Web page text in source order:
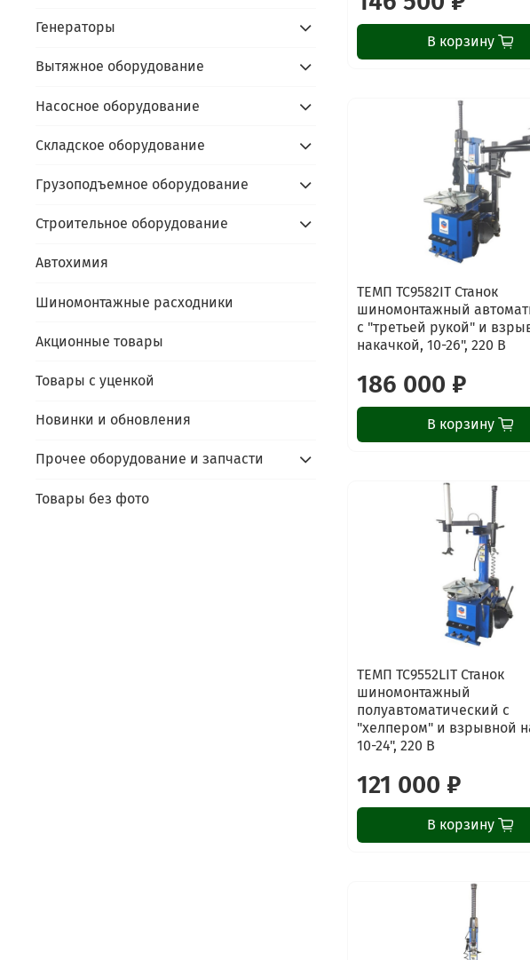
В корзину
ТЕМП TC9582IT Станок
шиномонтажный
с "третьей рукой" и
накачкой, 10-26", 220 В
186 000 ₽
В корзину
ТЕМП TC9552LIT Станок
шиномонтажный
полуавтоматический с
"хелпером" и взрывной
10-24", 220 В
121 000 ₽
В корзину
Генераторы
Вытяжное оборудование
Насосное оборудование
Складское оборудование
Грузоподъемное оборудование
Строительное оборудование
Автохимия
Шиномонтажные расходники
Акционные товары
Товары с уценкой
Новинки и обновления
Прочее оборудование и запчасти
Товары без фото